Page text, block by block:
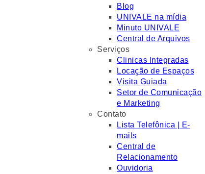
Blog
UNIVALE na mídia
Minuto UNIVALE
Central de Arquivos
Serviços
Clinicas Integradas
Locação de Espaços
Visita Guiada
Setor de Comunicação
e Marketing
Contato
Lista Telefônica | E-
mails
Central de
Relacionamento
Ouvidoria